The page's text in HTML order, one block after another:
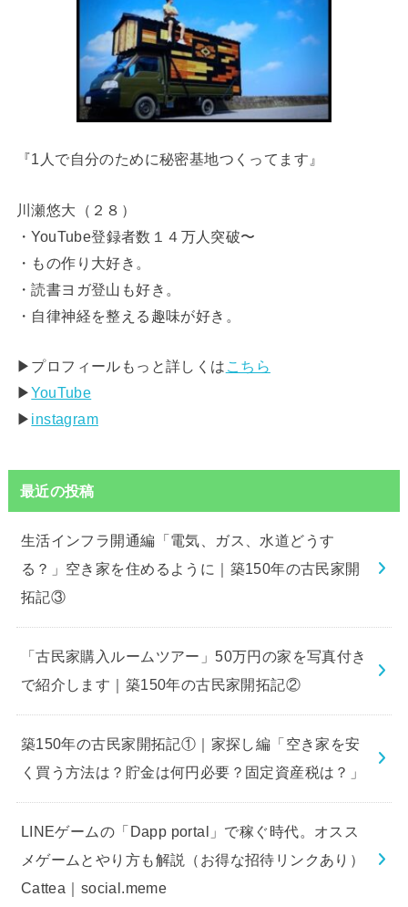
『1人で自分のために秘密基地つくってます』
川瀬悠大（２８）
・YouTube登録者数１４万人突破〜
・もの作り大好き。
・読書ヨガ登山も好き。
・自律神経を整える趣味が好き。
▶︎プロフィールもっと詳しくは こちら
▶︎YouTube
▶︎ instagram
最近の投稿
生活インフラ開通編「電気、ガス、水道どうす
る？」空き家を住めるように｜築150年の古民家開
拓記③
「古民家購入ルームツアー」50万円の家を写真付き
で紹介します｜築150年の古民家開拓記②
築150年の古民家開拓記①｜家探し編「空き家を安
く買う方法は？貯金は何円必要？固定資産税は？」
LINEゲームの「Dapp portal」で稼ぐ時代。オスス
メゲームとやり方も解説（お得な招待リンクあり）
Cattea｜social.meme